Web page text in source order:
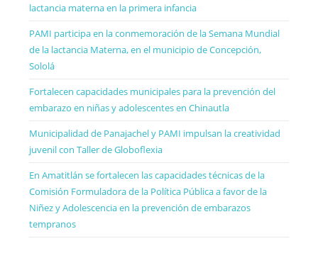
lactancia materna en la primera infancia
PAMI participa en la conmemoración de la Semana Mundial
de la lactancia Materna, en el municipio de Concepción,
Sololá
Fortalecen capacidades municipales para la prevención del
embarazo en niñas y adolescentes en Chinautla
Municipalidad de Panajachel y PAMI impulsan la creatividad
juvenil con Taller de Globoflexia
En Amatitlán se fortalecen las capacidades técnicas de la
Comisión Formuladora de la Política Pública a favor de la
Niñez y Adolescencia en la prevención de embarazos
tempranos